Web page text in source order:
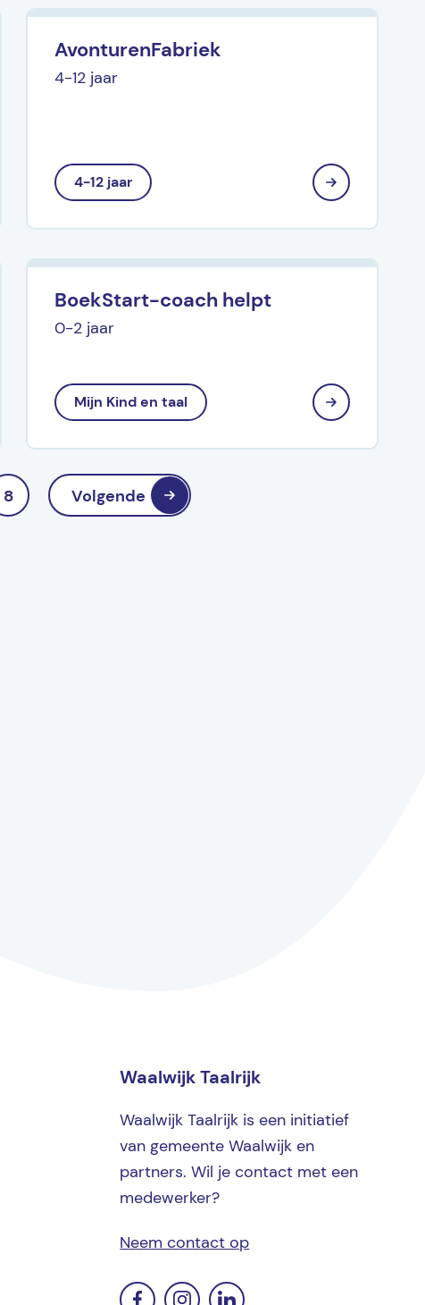
AvonturenFabriek
4-12 jaar
4-12 jaar
BoekStart-coach helpt
0-2 jaar
Mijn Kind en taal
8 Volgende
Waalwijk Taalrijk
Waalwijk Taalrijk is een initiatief
van gemeente Waalwijk en
partners. Wil je contact met een
medewerker?
Neem contact op